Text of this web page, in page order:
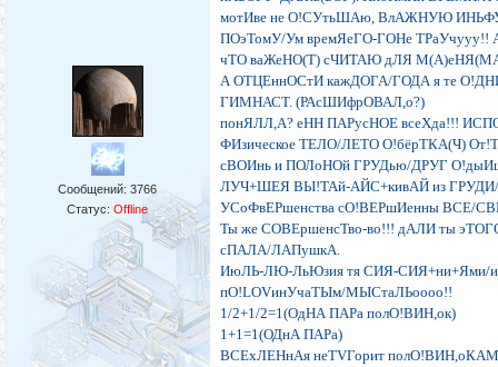
Сообщений:3766
Статус:Offline
мотИве не О!СУтьШАю, ВлАЖНУЮ
ПОэТомУ/Ум времЯеГО-ГОНе
чТО ваЖеНО(Т) сЧИТАЮ дЛЯ
А ОТЦЕннОСтИ кажДОГА/ГОДА я те
ГИМНАСТ. (РАсШИфрОВАЛ,о?)
понЯЛЛ,А? еНН ПАРусНОЕ всеХда!!!
ФИзическое ТЕЛО/ЛЕТО О!бёрТКА(Ч)
сВОИнь и ПОЛоНОй ГРУДью/ДРУГ
ЛУЧ+ШЕЯ ВЫ!ТАй-АЙС+кивАЙ из
УСоФвЕРшенства сО!ВЕРшИенны ВСЕ/
Ты же СОВЕршенсТво-во!!! дАЛИ ты
сПАЛА/ЛАПушкА.
ИюЛЬ-ЛЮ-ЛьЮзия тя СИЯ-СИЯ+ни+Ями/
пО!LOVинУчаТЫм/МЫСтаЛЬоооо!!
1/2+1/2=1(ОдНА ПАРа полО!ВИН,ок)
1+1=1(ОДнА ПАРа)
ВСЕхЛЕНнАя неTVГорит